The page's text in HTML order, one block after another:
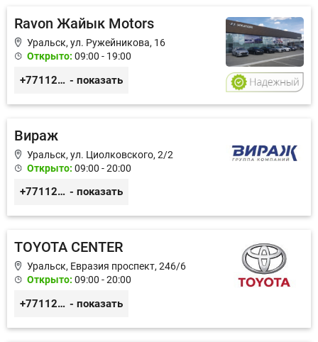
Ravon Жайык Motors
Уральск, ул. Ружейникова, 16
Открыто: 09:00 - 19:00
+77112276525 - показать
Вираж
Уральск, ул. Циолковского, 2/2
Открыто: 09:00 - 20:00
+77112232380 - показать
TOYOTA CENTER
Уральск, Евразия проспект, 246/6
Открыто: 09:00 - 20:00
+77112307777 - показать